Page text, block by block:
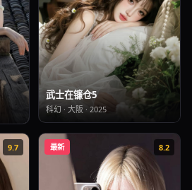
武士在镰仓5
科幻 · 大阪 · 2025
9.7 最新 8.2